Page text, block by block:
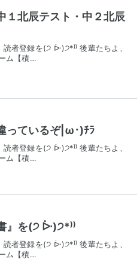
１北辰テスト・中２北辰
者登録を(੭ ᐕ)੭*⁾⁾ 後輩たちよ、
ム【積…
っているぞ|ω･)ﾁﾗ
者登録を(੭ ᐕ)੭*⁾⁾ 後輩たちよ、
ム【積…
』を(੭ ᐕ)੭*⁾⁾
者登録を(੭ ᐕ)੭*⁾⁾ 後輩たちよ、
ム【積…